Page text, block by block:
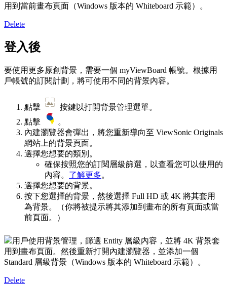
用到當前畫布頁面（Windows 版本的 Whiteboard 示範）。
Delete
登入後
要使用更多原創背景，需要一個 myViewBoard 帳號。根據用
戶帳號的訂閱計劃，將可使用不同的背景內容。
點擊
按鍵以打開背景管理選單。
點擊
。
內建瀏覽器會彈出，將您重新導向至 ViewSonic Originals
網站上的背景頁面。
選擇您想要的類別。
確保按照您的訂閱層級篩選，以查看您可以使用的
內容。 了解更多。
選擇您想要的背景。
按下您選擇的背景，然後選擇 Full HD 或 4K 將其套用
為背景。（你將被提示將其添加到畫布的所有頁面或當
前頁面。）
用戶使用背景管理，篩選 Entity 層級內容，並將 4K 背景套
用到畫布頁面。然後重新打開內建瀏覽器，並添加一個
Standard 層級背景（Windows 版本的 Whiteboard 示範）。
Delete